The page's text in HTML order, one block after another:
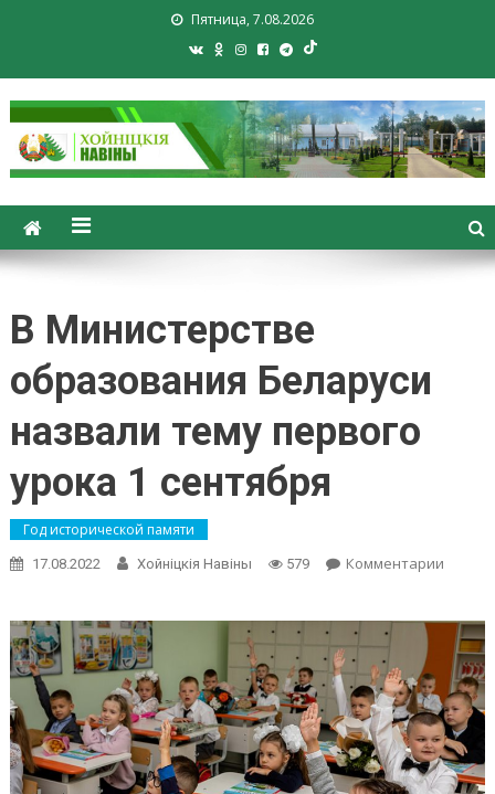
Пятница, 7.08.2026
Хойники. Хойнiцкiя навiны.
Новости Хойник. Районная
В Министерстве
образования Беларуси
назвали тему первого
урока 1 сентября
Год исторической памяти
17.08.2022 Хойнiцкiя Навiны 579 Комментарииon
тему
урока
1